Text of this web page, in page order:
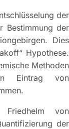
der
Bestimmung der
Dies
Hypothese.
Methoden
Eintrag von
von
der